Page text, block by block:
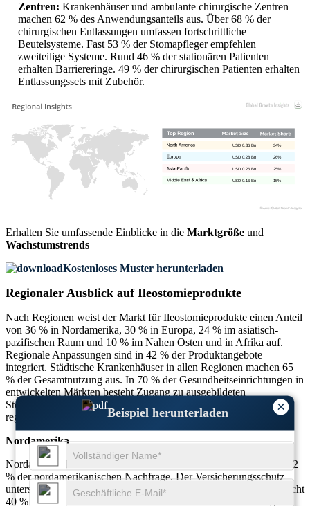
×
Beispiel herunterladen
Zentren: Krankenhäuser und ambulante chirurgische Zentren
machen 62 % des Anwendungsanteils aus. Über 68 % der
chirurgischen Entlassungen umfassen fortschrittliche
Beutelsysteme. Fast 53 % der Stomapfleger empfehlen
zweiteilige Systeme. Rund 46 % der stationären Patienten
erhalten Barriereringe. 49 % der chirurgischen Patienten erhalten
Entlassungssets mit Zubehör.
15%
USD 0.16 Bn
25%
USD 0.26 Bn
26%
USD 0.28 Bn
34%
USD 0.36 Bn
Erhalten Sie umfassende Einblicke in die Marktgröße und
Wachstumstrends
Kostenloses Muster herunterladen
Regionaler Ausblick auf Ileostomieprodukte
Nach Regionen weist der Markt für Ileostomieprodukte einen Anteil
von 36 % in Nordamerika, 30 % in Europa, 24 % im asiatisch-
pazifischen Raum und 10 % im Nahen Osten und in Afrika auf.
Regionale Anpassungen sind in 42 % der Produktangebote
integriert. Städtische Krankenhäuser in allen Regionen machen 65
% der Gesamtnutzung aus. In 70 % der Gesundheitseinrichtungen in
entwickelten Märkten besteht Zugang zu ausgebildeten
Stomapflegekräften. E-Commerce-Kanäle machen 35 % des
regionalen Vertriebs in Schwellenländern aus. Nordamerika
Nordamerika
Nordamerika hält 36 % des Weltmarktes. Auf die USA entfallen 82
% der nordamerikanischen Nachfrage. Der Versicherungsschutz
unterstützt 68 % der Ileostomiepatienten. Die häusliche Pflege macht
40 % des Produktverbrauchs aus. Bei Krankenhausentlassungen